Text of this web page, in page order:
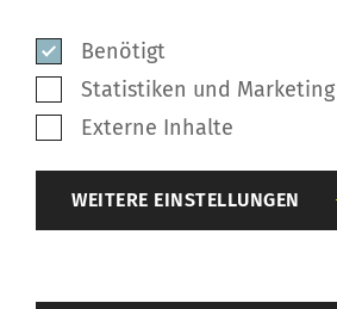
Benötigt
Statistiken und Marketing
Externe Inhalte
WEITERE EINSTELLUNGEN